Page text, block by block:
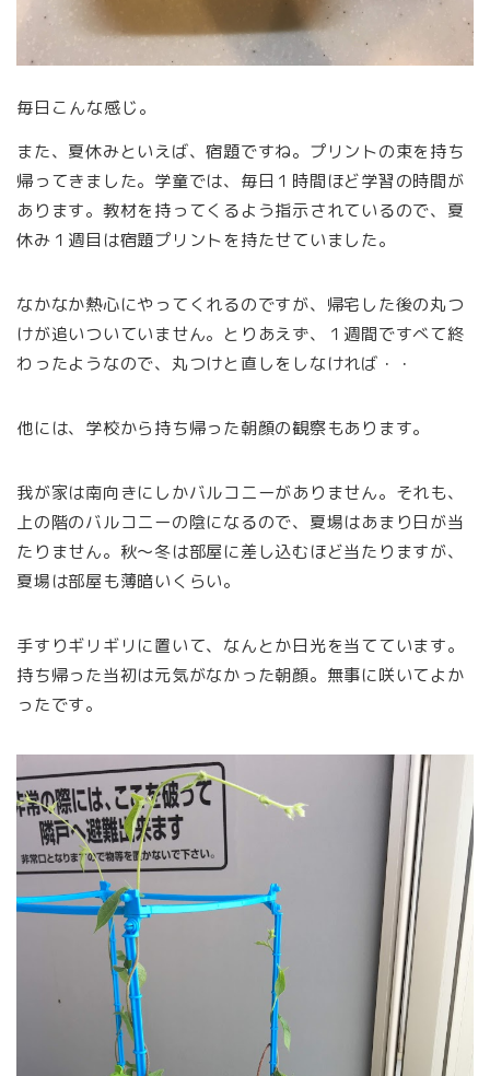
毎日こんな感じ。
また、夏休みといえば、宿題ですね。プリントの束を持ち
帰ってきました。学童では、毎日１時間ほど学習の時間が
あります。教材を持ってくるよう指示されているので、夏
休み１週目は宿題プリントを持たせていました。
なかなか熱心にやってくれるのですが、帰宅した後の丸つ
けが追いついていません。とりあえず、１週間ですべて終
わったようなので、丸つけと直しをしなければ・・
他には、学校から持ち帰った朝顔の観察もあります。
我が家は南向きにしかバルコニーがありません。それも、
上の階のバルコニーの陰になるので、夏場はあまり日が当
たりません。秋～冬は部屋に差し込むほど当たりますが、
夏場は部屋も薄暗いくらい。
手すりギリギリに置いて、なんとか日光を当てています。
持ち帰った当初は元気がなかった朝顔。無事に咲いてよか
ったです。